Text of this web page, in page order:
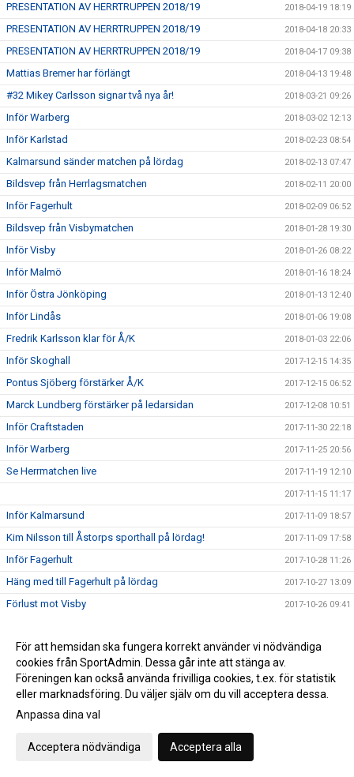
PRESENTATION AV HERRTRUPPEN 2018/19 2018-04-19 18:19
PRESENTATION AV HERRTRUPPEN 2018/19 2018-04-18 20:33
PRESENTATION AV HERRTRUPPEN 2018/19 2018-04-17 09:38
Mattias Bremer har förlängt 2018-04-13 19:48
#32 Mikey Carlsson signar två nya år! 2018-03-21 09:26
Inför Warberg 2018-03-02 12:13
Inför Karlstad 2018-02-23 08:54
Kalmarsund sänder matchen på lördag 2018-02-13 07:47
Bildsvep från Herrlagsmatchen 2018-02-11 20:00
Inför Fagerhult 2018-02-09 06:52
Bildsvep från Visbymatchen 2018-01-28 19:30
Inför Visby 2018-01-26 08:22
Inför Malmö 2018-01-16 18:24
Inför Östra Jönköping 2018-01-13 12:40
Inför Lindås 2018-01-06 19:08
Fredrik Karlsson klar för Å/K 2018-01-03 22:06
Inför Skoghall 2017-12-15 14:35
Pontus Sjöberg förstärker Å/K 2017-12-15 06:52
Marck Lundberg förstärker på ledarsidan 2017-12-08 10:51
Inför Craftstaden 2017-11-30 22:18
Inför Warberg 2017-11-25 20:56
Se Herrmatchen live 2017-11-19 12:10
2017-11-15 11:17
Inför Kalmarsund 2017-11-09 18:57
Kim Nilsson till Åstorps sporthall på lördag! 2017-11-09 17:58
Inför Fagerhult 2017-10-28 11:26
Häng med till Fagerhult på lördag 2017-10-27 13:09
Förlust mot Visby 2017-10-26 09:41
Inför Visby 2017-10-20 16:00
Bilder från Onyxmatchen
Tredje raka segern! 2017-10-18 10:10
Inför Onyx
För att hemsidan ska fungera korrekt använder vi nödvändiga
cookies från SportAdmin. Dessa går inte att stänga av.
Föreningen kan också använda frivilliga cookies, t.ex. för statistik
eller marknadsföring. Du väljer själv om du vill acceptera dessa.
Anpassa dina val
Acceptera nödvändiga Acceptera alla